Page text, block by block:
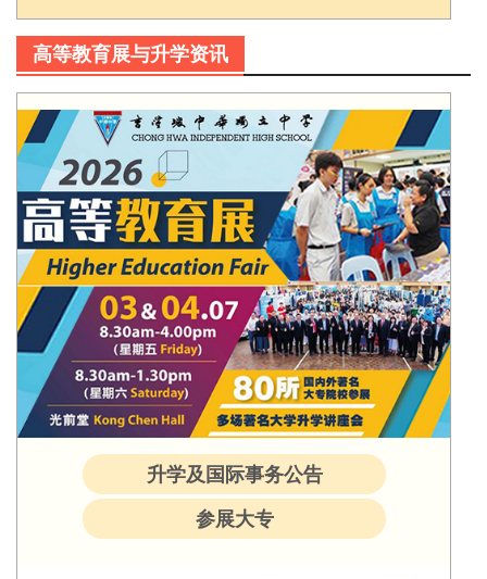
高等教育展与升学资讯
升学及国际事务公告
参展大专